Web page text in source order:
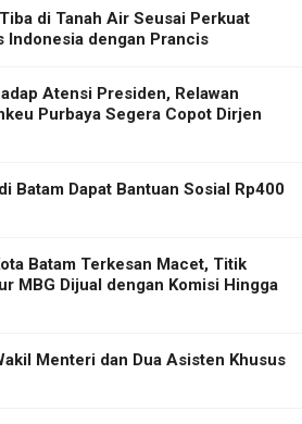
di Tanah Air Seusai Perkuat
Indonesia dengan Prancis
Atensi Presiden, Relawan
Purbaya Segera Copot Dirjen
Batam Dapat Bantuan Sosial Rp400
Batam Terkesan Macet, Titik
MBG Dijual dengan Komisi Hingga
Menteri dan Dua Asisten Khusus